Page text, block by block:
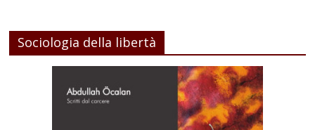
Sociologia della libertà